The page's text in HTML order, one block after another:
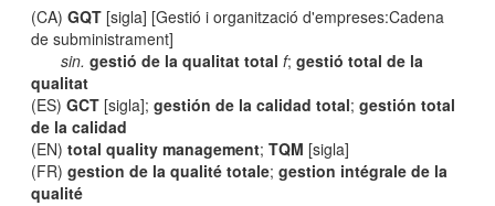
(CA)GQT [sigla] [Gestió i organització d'empreses:Cadena
de subministrament]
sin. gestió de la qualitat total f; gestió total de la
qualitat
(ES)GCT [sigla];gestión de la calidad total;gestión total
de la calidad
(EN)total quality management;TQM [sigla]
(FR)gestion de la qualité totale;gestion intégrale de la
qualité